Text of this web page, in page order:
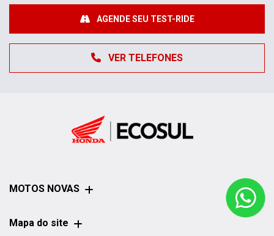
VER TELEFONES
AGENDE SEU TEST-RIDE
MOTOS NOVAS
Mapa do site